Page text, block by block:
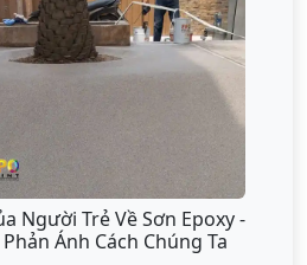
Người Trẻ Về Sơn Epoxy -
Ánh Cách Chúng Ta